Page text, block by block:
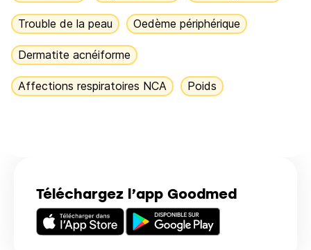
Téléchargez l’app Goodmed
Trouble de la peau Oedème périphérique
Dermatite acnéiforme
Affections respiratoires NCA Poids